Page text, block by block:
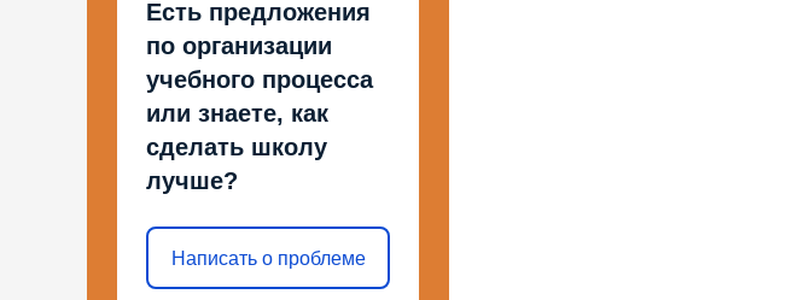
Есть предложения
по организации
учебного процесса
или знаете, как
сделать школу
лучше?
Написать о проблеме